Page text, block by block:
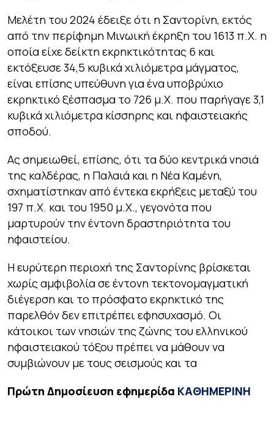
Μελέτη του 2024 έδειξε ότι η Σαντορίνη, εκτός
από την περίφημη Μινωική έκρηξη του 1613 π.Χ. η
οποία είχε δείκτη εκρηκτικότητας 6 και
εκτόξευσε 34,5 κυβικά χιλιόμετρα μάγματος,
είναι επίσης υπεύθυνη για ένα υποβρύχιο
εκρηκτικό ξέσπασμα το 726 μ.Χ. που παρήγαγε 3,1
κυβικά χιλιόμετρα κίσσηρης και ηφαιστειακής
σποδού.
Ας σημειωθεί, επίσης, ότι τα δύο κεντρικά νησιά
της καλδέρας, η Παλαιά και η Νέα Καμένη,
σχηματίστηκαν από έντεκα εκρήξεις μεταξύ του
197 π.Χ. και του 1950 μ.Χ., γεγονότα που
μαρτυρούν την έντονη δραστηριότητα του
ηφαιστείου.
Η ευρύτερη περιοχή της Σαντορίνης βρίσκεται
χωρίς αμφιβολία σε έντονη τεκτονομαγματική
διέγερση και το πρόσφατο εκρηκτικό της
παρελθόν δεν επιτρέπει εφησυχασμό. Οι
κάτοικοι των νησιών της ζώνης του ελληνικού
ηφαιστειακού τόξου πρέπει να μάθουν να
συμβιώνουν με τους σεισμούς και τα
Πρώτη Δημοσίευση εφημερίδα ΚΑΘΗΜΕΡΙΝΗ